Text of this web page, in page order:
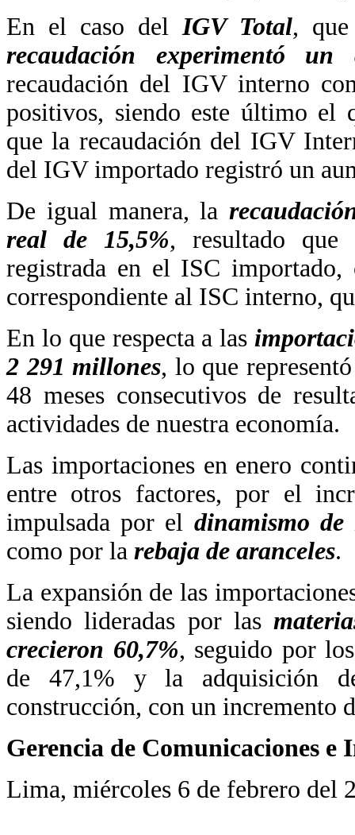
En el caso delIGV Total,
recaudación experimentó
recaudación del IGV interno
positivos, siendo este último el
que la recaudación del IGV
del IGV importado registró un
De igual manera, la
real de 15,5%, resultado que
registrada en el ISC
correspondiente al ISC interno,
En lo que respecta a las
2 291 millones, lo que
48 meses consecutivos de
actividades de nuestra economía.
Las importaciones en enero
entre otros factores, por el
impulsada por el dinamismo
como por la rebaja de aranceles.
La expansión de las
siendo lideradas por las
crecieron 60,7%, seguido por
de 47,1% y la adquisición
construcción, con un incremento
Gerencia de Comunicaciones
Lima, miércoles 6 de febrero del